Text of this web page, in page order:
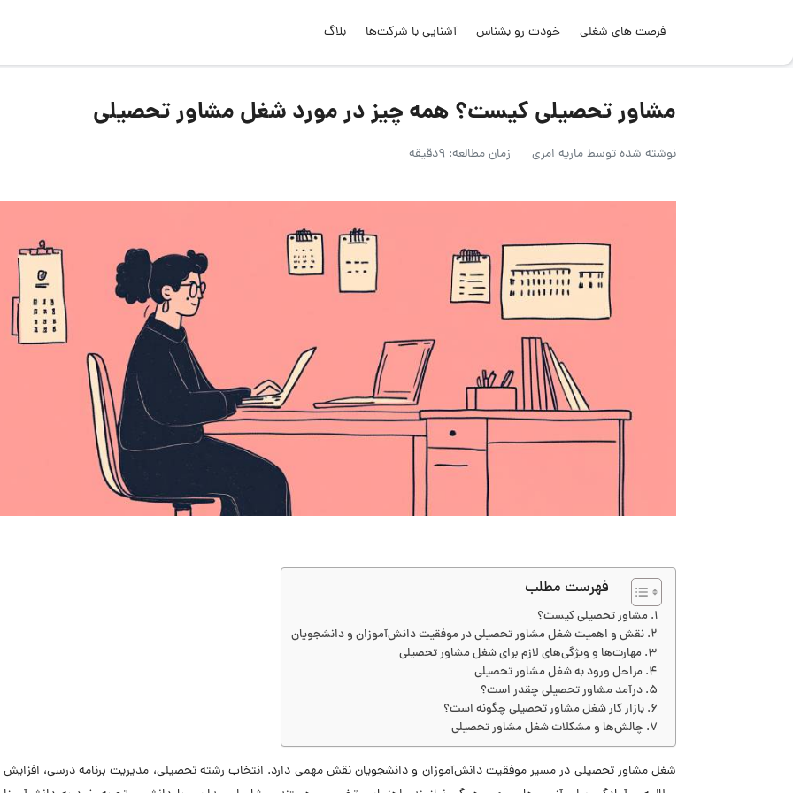
فرصت های شغلی خودت رو بشناس آشنایی با شرکت‌ها بلاگ
مشاور تحصیلی کیست؟ همه چیز در مورد شغل مشاور تحصیلی
نوشته شده توسطماریه امری زمان مطالعه: 9دقیقه
فهرست مطلب
مشاور تحصیلی کیست؟
نقش و اهمیت شغل مشاور تحصیلی در موفقیت دانش‌آموزان و دانشجویان
مهارت‌ها و ویژگی‌های لازم برای شغل مشاور تحصیلی
مراحل ورود به شغل مشاور تحصیلی
درآمد مشاور تحصیلی چقدر است؟
بازار کار شغل مشاور تحصیلی چگونه است؟
چالش‌ها و مشکلات شغل مشاور تحصیلی
شغل مشاور تحصیلی در مسیر موفقیت دانش‌آموزان و دانشجویان نقش مهمی دارد. انتخاب رشته تحصیلی، مدیریت برنامه درسی، افزایش